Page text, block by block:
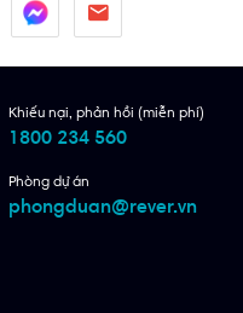
Khiếu nại, phản hồi (miễn phí)
1800 234 560
Phòng dự án
phongduan@rever.vn